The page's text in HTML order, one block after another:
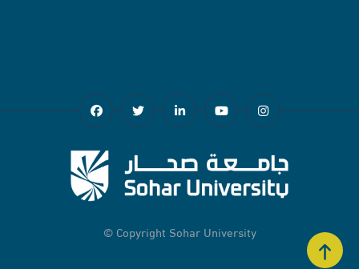
© Copyright Sohar University